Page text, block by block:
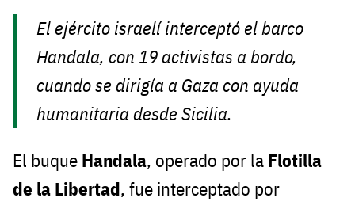
El ejército israelí interceptó el barco
Handala, con 19 activistas a bordo,
cuando se dirigía a Gaza con ayuda
humanitaria desde Sicilia.
El buque Handala, operado por la Flotilla
de la Libertad, fue interceptado por